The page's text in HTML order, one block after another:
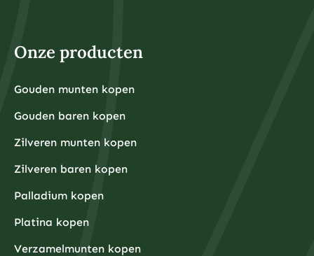
Onze producten
Gouden munten kopen
Gouden baren kopen
Zilveren munten kopen
Zilveren baren kopen
Palladium kopen
Platina kopen
Verzamelmunten kopen